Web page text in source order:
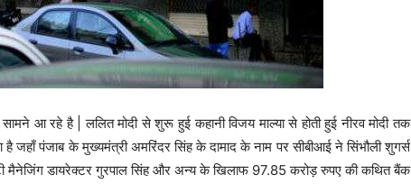
आ रहे है | ललित मोदी से शुरू हुई कहानी विजय माल्या से होती हुई नीरव मोदी तक
जहाँ पंजाब के मुख्यमंत्री अमरिंदर सिंह के दामाद के नाम पर सीबीआई ने सिंभौली शुगर्स
मैनेजिंग डायरेक्टर गुरपाल सिंह और अन्य के खिलाफ 97.85 करोड़ रुपए की कथित बैंक